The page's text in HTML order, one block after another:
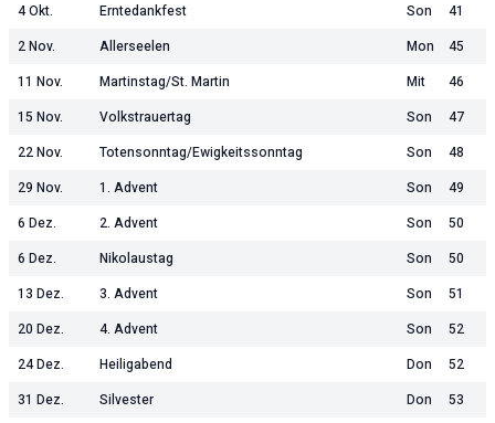
4 Okt.
Erntedankfest Son
41
2 Nov.
Allerseelen Mon
45
11 Nov.
Martinstag/St. Martin Mit
46
15 Nov.
Volkstrauertag Son
47
22 Nov.
Totensonntag/Ewigkeitssonntag Son
48
29 Nov.
1. Advent Son
49
6 Dez.
2. Advent Son
50
6 Dez.
Nikolaustag Son
50
13 Dez.
3. Advent Son
51
20 Dez.
4. Advent Son
52
24 Dez.
Heiligabend Don
52
31 Dez.
Silvester Don 53